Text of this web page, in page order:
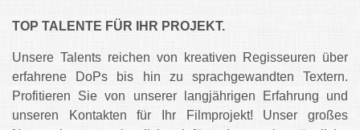
TOP TALENTE FÜR IHR PROJEKT.
Unsere Talents reichen von kreativen Regisseuren über
erfahrene DoPs bis hin zu sprachgewandten Textern.
Profitieren Sie von unserer langjährigen Erfahrung und
unseren Kontakten für Ihr Filmprojekt! Unser großes